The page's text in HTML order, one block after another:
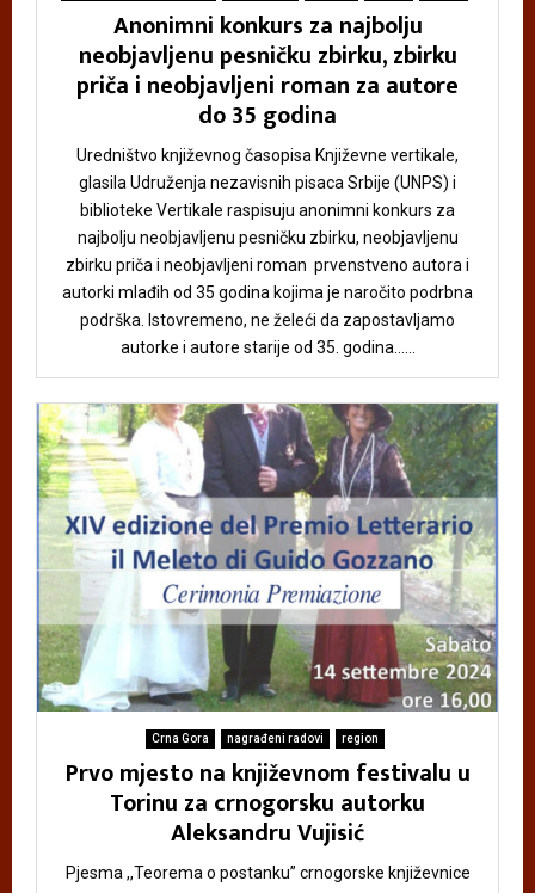
Anonimni konkurs za najbolju
neobjavljenu pesničku zbirku, zbirku
priča i neobjavljeni roman za autore
do 35 godina
Uredništvo književnog časopisa Književne vertikale,
glasila Udruženja nezavisnih pisaca Srbije (UNPS) i
biblioteke Vertikale raspisuju anonimni konkurs za
najbolju neobjavljenu pesničku zbirku, neobjavljenu
zbirku priča i neobjavljeni roman prvenstveno autora i
autorki mlađih od 35 godina kojima je naročito podrbna
podrška. Istovremeno, ne želeći da zapostavljamo
autorke i autore starije od 35. godina......
Crna Gora nagrađeni radovi region
Prvo mjesto na književnom festivalu u
Torinu za crnogorsku autorku
Aleksandru Vujisić
Pjesma ,,Teorema o postanku” crnogorske književnice